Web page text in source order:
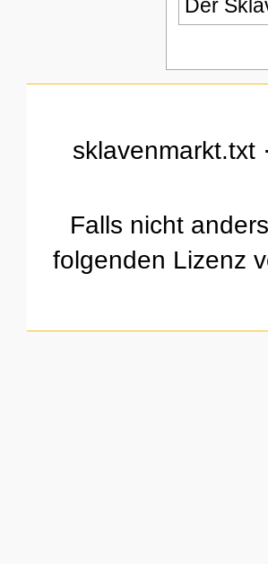
Der
sklavenmarkt.txt
Falls nicht
folgenden Lizenz